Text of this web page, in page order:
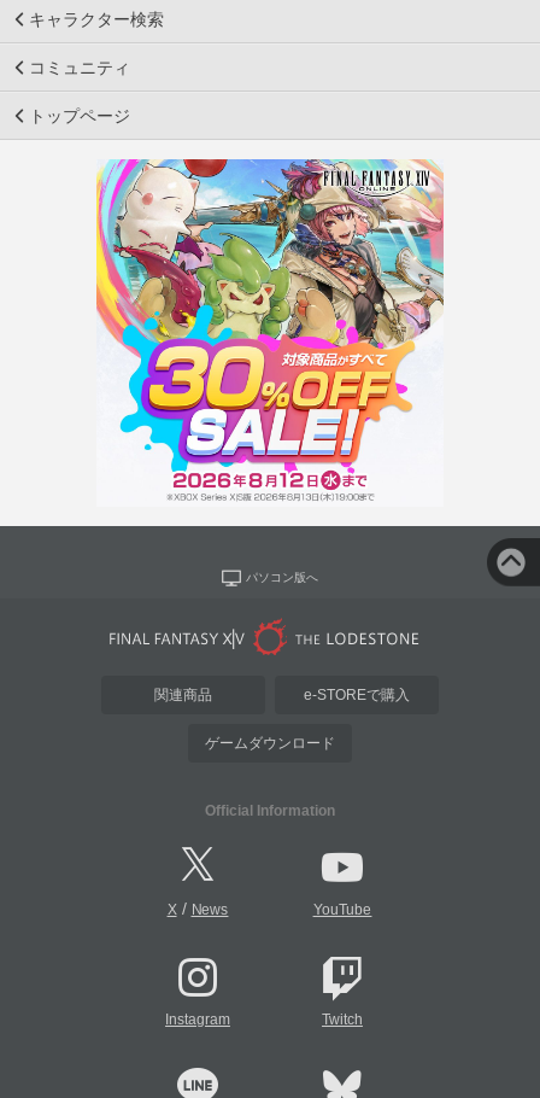
キャラクター検索
コミュニティ
トップページ
パソコン版へ
関連商品 e-STOREで購入
ゲームダウンロード
Official Information
X/ News YouTube
Instagram Twitch